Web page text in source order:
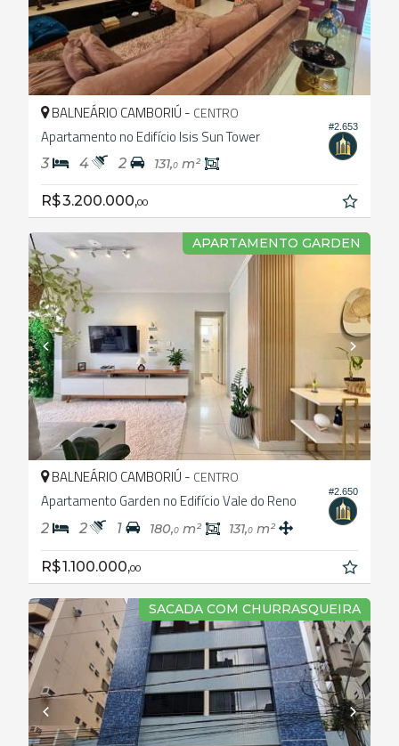
#2.653
BALNEÁRIO CAMBORIÚ - CENTRO
Apartamento no Edifício Isis Sun Tower
3 4 2 131,0 m²
R$ 3.200.000,00
APARTAMENTO GARDEN
#2.650
BALNEÁRIO CAMBORIÚ - CENTRO
Apartamento Garden no Edifício Vale do Reno
2 2 1 180,0 m² 131,0 m²
R$ 1.100.000,00
SACADA COM CHURRASQUEIRA